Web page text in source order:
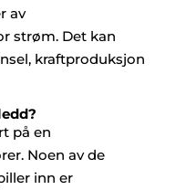
av
strøm. Det kan
kraftproduksjon
på en
Noen av de
inn er